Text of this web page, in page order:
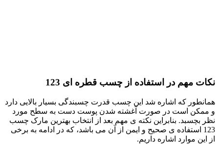
نکات مهم در استفاده از چسب قطره ای 123
همانطور که اشاره شد این چسب قدرت چسبندگی بسیار بالایی دارد
و ممکن است در صورت آغشته شدن پوست دست به سطح مورد
نظر بچسبد. بنابراین نکته ی مهم بعد از انتخاب بهترین مارک چسب
123 استفاده ی صحیح و ایمن از آن می باشد، که در ادامه به برخی
از این موارد اشاره داریم.